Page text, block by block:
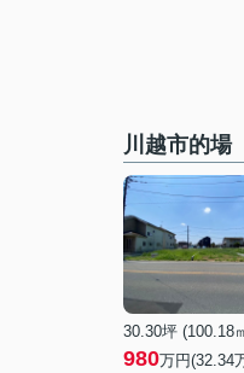
川越市的
30.30坪 (100.18
980万円(32.34